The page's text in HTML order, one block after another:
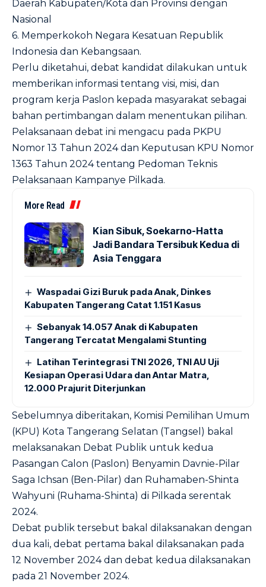
Daerah Kabupaten/Kota dan Provinsi dengan
Nasional
6. Memperkokoh Negara Kesatuan Republik
Indonesia dan Kebangsaan.
Perlu diketahui, debat kandidat dilakukan untuk
memberikan informasi tentang visi, misi, dan
program kerja Paslon kepada masyarakat sebagai
bahan pertimbangan dalam menentukan pilihan.
Pelaksanaan debat ini mengacu pada PKPU
Nomor 13 Tahun 2024 dan Keputusan KPU Nomor
1363 Tahun 2024 tentang Pedoman Teknis
Pelaksanaan Kampanye Pilkada.
More Read
Kian Sibuk, Soekarno-Hatta
Jadi Bandara Tersibuk Kedua di
Asia Tenggara
Waspadai Gizi Buruk pada Anak, Dinkes
Kabupaten Tangerang Catat 1.151 Kasus
Sebanyak 14.057 Anak di Kabupaten
Tangerang Tercatat Mengalami Stunting
Latihan Terintegrasi TNI 2026, TNI AU Uji
Kesiapan Operasi Udara dan Antar Matra,
12.000 Prajurit Diterjunkan
Sebelumnya diberitakan, Komisi Pemilihan Umum
(KPU) Kota Tangerang Selatan (Tangsel) bakal
melaksanakan Debat Publik untuk kedua
Pasangan Calon (Paslon) Benyamin Davnie-Pilar
Saga Ichsan (Ben-Pilar) dan Ruhamaben-Shinta
Wahyuni (Ruhama-Shinta) di Pilkada serentak
2024.
Debat publik tersebut bakal dilaksanakan dengan
dua kali, debat pertama bakal dilaksanakan pada
12 November 2024 dan debat kedua dilaksanakan
pada 21 November 2024.